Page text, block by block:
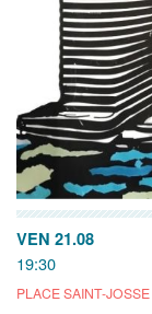
VEN 21.08
19:30
PLACE SAINT-JOSSE